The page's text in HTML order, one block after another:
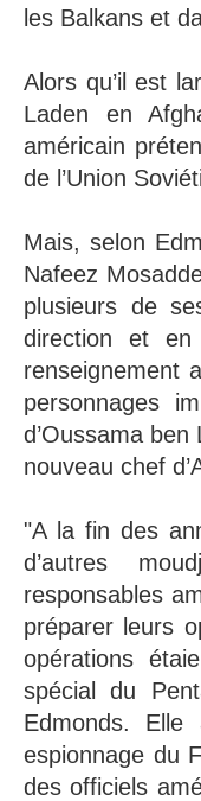
les Balkans et
Alors qu’il est
Laden en
américain
de l’Union
Mais, selon
Nafeez
plusieurs de
direction et
renseignement
personnages
d’Oussama
nouveau chef
"A la fin des
d’autres
responsables
préparer leurs
opérations
spécial du
Edmonds.
espionnage du
des officiels